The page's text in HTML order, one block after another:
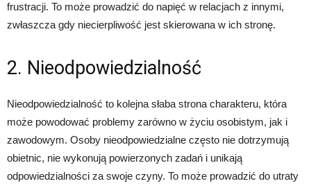
frustracji. To może prowadzić do napięć w relacjach z innymi,
zwłaszcza gdy niecierpliwość jest skierowana w ich stronę.
2. Nieodpowiedzialność
Nieodpowiedzialność to kolejna słaba strona charakteru, która
może powodować problemy zarówno w życiu osobistym, jak i
zawodowym. Osoby nieodpowiedzialne często nie dotrzymują
obietnic, nie wykonują powierzonych zadań i unikają
odpowiedzialności za swoje czyny. To może prowadzić do utraty